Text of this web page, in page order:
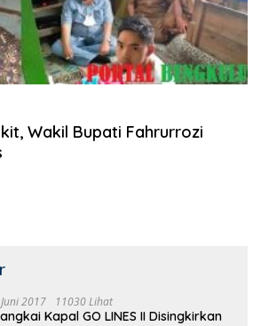
Wakil Bupati Fahrurrozi
2017 11030 Lihat
Kapal GO LINES II Disingkirkan